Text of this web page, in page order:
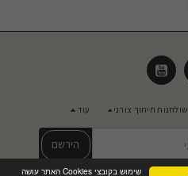
שימוש בקובצי Cookies האתר עושה
שולחנות חיתוך צורני עוד
הירשם